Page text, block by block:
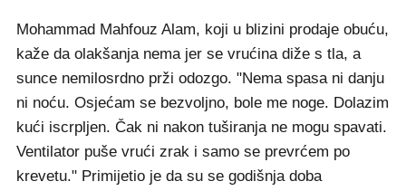
Mohammad Mahfouz Alam, koji u blizini prodaje obuću,
kaže da olakšanja nema jer se vrućina diže s tla, a
sunce nemilosrdno prži odozgo. "Nema spasa ni danju
ni noću. Osjećam se bezvoljno, bole me noge. Dolazim
kući iscrpljen. Čak ni nakon tuširanja ne mogu spavati.
Ventilator puše vrući zrak i samo se prevrćem po
krevetu." Primijetio je da su se godišnja doba